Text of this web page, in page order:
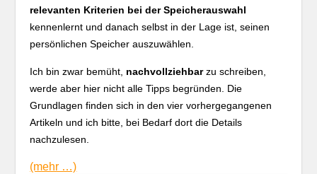
relevanten Kriterien bei der Speicherauswahl
kennenlernt und danach selbst in der Lage ist, seinen
persönlichen Speicher auszuwählen.
Ich bin zwar bemüht, nachvollziehbarzu schreiben,
werde aber hier nicht alle Tipps begründen. Die
Grundlagen finden sich in den vier vorhergegangenen
Artikeln und ich bitte, bei Bedarf dort die Details
nachzulesen.
(mehr …)